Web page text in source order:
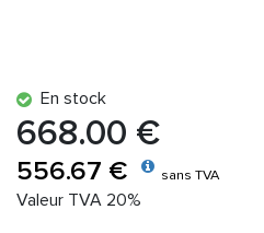
En stock
668.00 €
556.67 € sans TVA
Valeur TVA 20%